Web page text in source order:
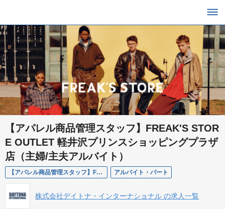
【アパレル商品管理スタッフ】FREAK'S STOR
E OUTLET 軽井沢プリンスショッピングプラザ
店（主婦/主夫アルバイト）
【アパレル商品管理スタッフ】FREAK'S STORE OUTLET 軽井沢プリンスショッピングプラザ店（主婦/主夫アルバイト） アルバイト・パート
株式会社デイトナ・インターナショナル の求人一覧